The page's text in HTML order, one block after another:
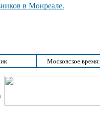
в Монреале.
Московское время: